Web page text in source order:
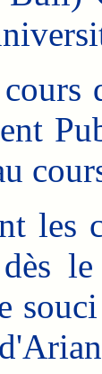
les
dès